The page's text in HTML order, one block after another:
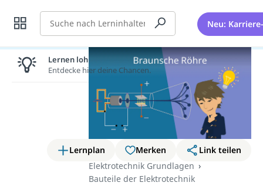
Suche Neu:
Lernplan Merken
Link teilen
Elektrotechnik Grundlagen
Bauteile der Elektrotechnik
Lernen lohnt sich!
Entdecke hier deine Chancen.